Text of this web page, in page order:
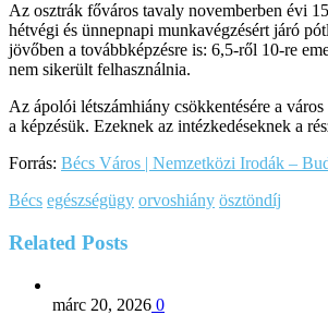
Az osztrák főváros tavaly novemberben évi
hétvégi és ünnepnapi munkavégzésért járó
jövőben a továbbképzésre is: 6,5-ről 10-re
nem sikerült felhasználnia.
Az ápolói létszámhiány csökkentésére a
a képzésük. Ezeknek az intézkedéseknek a
Forrás: Bécs Város | Nemzetközi Irodák –
Bécs egészségügy orvoshiány ösztöndíj
Related Posts
márc 20, 2026 0